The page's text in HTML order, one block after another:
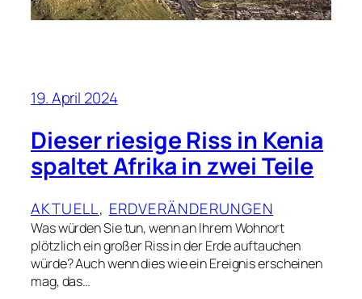
19. April 2024
Dieser riesige Riss in Kenia
spaltet Afrika in zwei Teile
AKTUELL, ERDVERÄNDERUNGEN
Was würden Sie tun, wenn an Ihrem Wohnort
plötzlich ein großer Riss in der Erde auftauchen
würde? Auch wenn dies wie ein Ereignis erscheinen
mag, das…